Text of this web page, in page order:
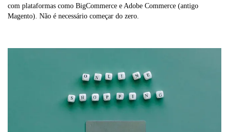
com plataformas como BigCommerce e Adobe Commerce (antigo
Magento). Não é necessário começar do zero.